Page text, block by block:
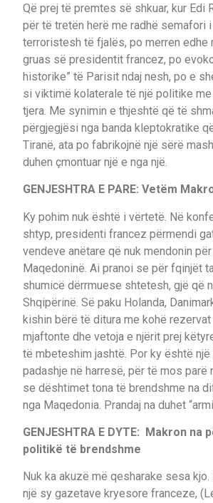
Që prej të premtes së shkuar, kur Edi
për të tretën herë me radhë semafori
terroristesh të fjalës, po merren edhe
gruas së presidentit francez, po
historike” të Parisit ndaj nesh, po e
si viktimë kolaterale të një politike
tjera. Me synimin e thjeshtë që të
përgjegjësi nga banda kleptokratike
Tiranë, ata po fabrikojnë një sërë
duhen çmontuar një e nga një.
GENJESHTRA E PARE: Vetëm
Ky pohim nuk është i vërtetë. Në
shtyp, presidenti francez përmendi
vendeve anëtare që nuk mendonin
Maqedoninë. Ai pranoi se për fqinjët
shumicë dërrmuese shtetesh, gjë që
Shqipërinë. Së paku Holanda,
kishin bërë të ditura me kohë
mjaftonte dhe vetoja e njërit prej
të mbeteshim jashtë. Por ky është
padashje në harresë, për të mos parë
se dështimet tona të brendshme na
nga Maqedonia. Prandaj na duhet
GENJESHTRA E DYTE: Makron na
politikë të brendshme
Nuk ka akuzë më qesharake sesa
një sy gazetave kryesore franceze,